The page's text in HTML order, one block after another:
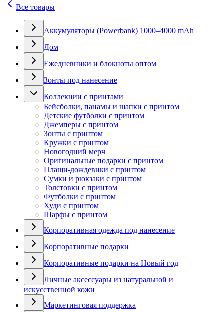
Все товары
Аккумуляторы (Powerbank) 1000–4000 mAh
Дом
Ежедневники и блокноты оптом
Зонты под нанесение
Коллекции с принтами
Бейсболки, панамы и шапки с принтом
Детские футболки с принтом
Джемперы с принтом
Зонты с принтом
Кружки с принтом
Новогодний мерч
Оригинальные подарки с принтом
Плащи-дождевики с принтом
Сумки и рюкзаки с принтом
Толстовки с принтом
Футболки с принтом
Худи с принтом
Шарфы с принтом
Корпоративная одежда под нанесение
Корпоративные подарки
Корпоративные подарки на Новый год
Личные аксессуары из натуральной и
искусственной кожи
Маркетинговая поддержка